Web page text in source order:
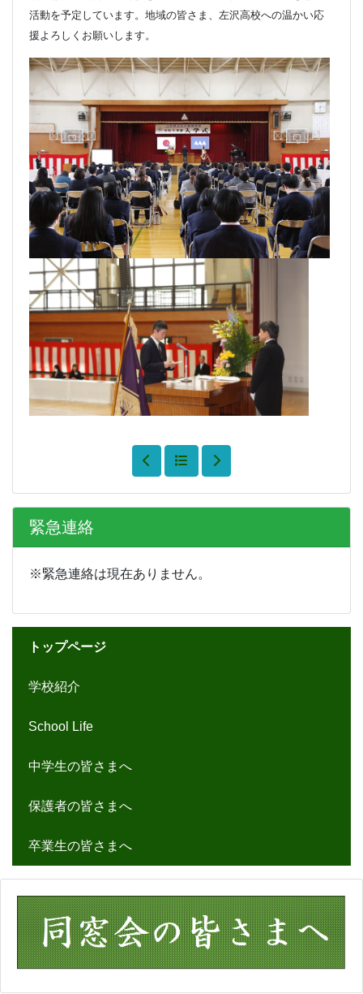
トップページ
学校紹介
School Life
中学生の皆さまへ
保護者の皆さまへ
卒業生の皆さまへ
活動を予定しています。地域の皆さま、左沢高校への温かい応
援よろしくお願いします。
緊急連絡
※緊急連絡は現在ありません。